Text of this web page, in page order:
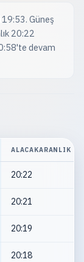
19:53. Güneş
20:22
devam
ALACAKARANLIK
20:22
20:21
20:19
20:18